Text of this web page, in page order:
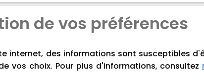
de vos préférences
internet, des informations sont susceptibles
vos choix. Pour plus d'informations, consultez